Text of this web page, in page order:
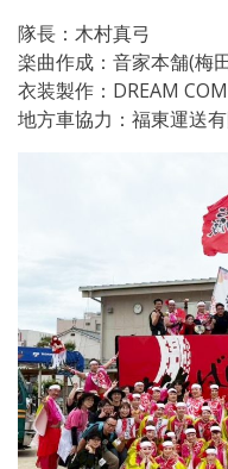
隊長：木村真弓
楽曲作成：音家本舗(梅
衣装製作：DREAM
地方車協力：福東運送